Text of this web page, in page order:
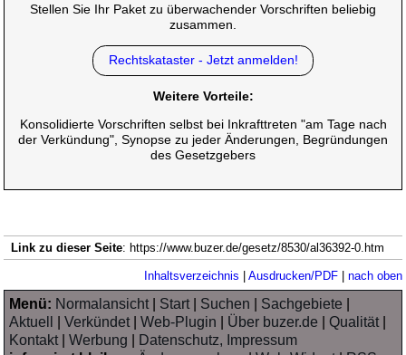
Stellen Sie Ihr Paket zu überwachender Vorschriften beliebig
zusammen.
Rechtskataster - Jetzt anmelden!
Weitere Vorteile:
Konsolidierte Vorschriften selbst bei Inkrafttreten "am Tage nach
der Verkündung", Synopse zu jeder Änderungen, Begründungen
des Gesetzgebers
Link zu dieser Seite: https://www.buzer.de/gesetz/8530/al36392-0.htm
Inhaltsverzeichnis Ausdrucken/PDF| nach oben
Menü: Normalansicht| Start| Suchen Sachgebiete
Aktuell
|Verkündet|Web-Plugin Über buzer.de |Qualität|
Kontakt|Werbung
Datenschutz, Impressum